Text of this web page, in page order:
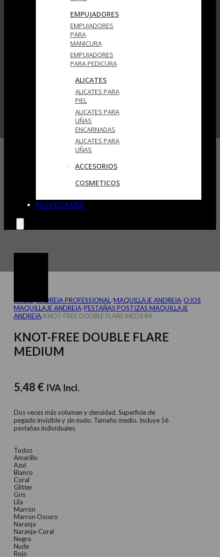
EMPUJADORES
EMPUJADORES
PARA
MANICURA
EMPUJADORES
PARA PEDICURA
ALICATES
ALICATES PARA
PIEL
ALICATES PARA
UÑAS
ENCARNADAS
ALICATES PARA
UÑAS
ACCESORIOS
COSMETICOS
NOVEDADES
ANDREIA PROFESSIONAL /MAQUILLAJE ANDREIA/OJOS
MAQUILLAJE ANDREIA/PESTAÑAS POSTIZAS MAQUILLAJE
ANDREIA/KNOT-FREE DOUBLE FLARE MEDIUM
KNOT-FREE DOUBLE FLARE
MEDIUM
5,48 € IVA Incl.
Dos veces más volumen y densidad. Superficie de
pegado invisible y sin nudo. Tamaño medio. Incluye 56
pestañas individuales
Todos
Amarillo
Azul
Blanco
Coral
Glitter
Gris
Lila
Marrón
Marron Oscuro
Naranja
Naranja-Coral
Negro
Nude
Rojo